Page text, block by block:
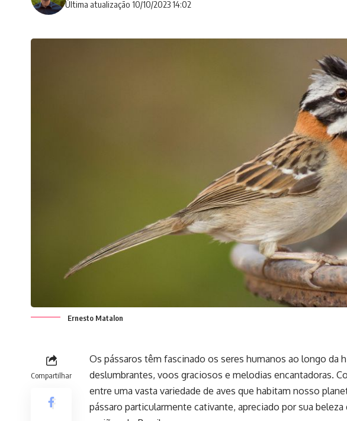
Última atualização 10/10/2023 14:02
Ernesto Matalon
Compartilhar
Os pássaros têm fascinado os seres humanos ao longo da
deslumbrantes, voos graciosos e melodias encantadoras.
entre uma vasta variedade de aves que habitam nosso
pássaro particularmente cativante, apreciado por sua